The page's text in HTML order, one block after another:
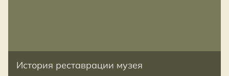
История реставрации музея